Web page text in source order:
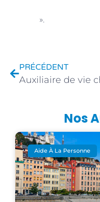
».
PRÉCÉDENT
Nos
Aide À La Personne